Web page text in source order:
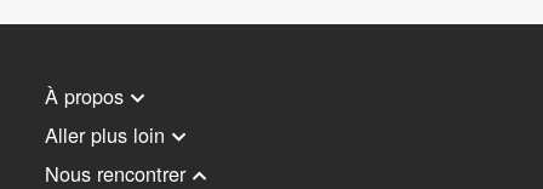
À propos
Aller plus loin
Nous rencontrer